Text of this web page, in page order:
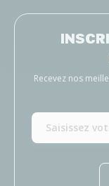
Recevez nos